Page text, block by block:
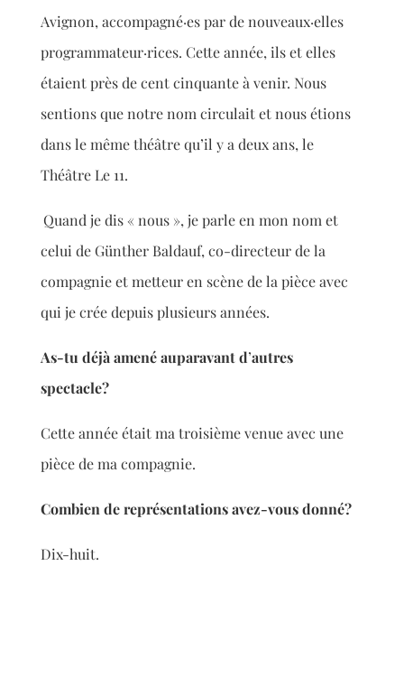
Avignon,accompagné·es par de nouveaux·elles
programmateur·rices. Cette année, ils et elles
étaient près de cent cinquante à venir. Nous
sentions que notre nom circulait etnous étions
dans le même théâtre qu’il y a deux ans, le
Théâtre Le 11.
Quand je dis « nous », je parle en mon nom et
celui de Günther Baldauf, co-directeur de la
compagnie et metteur en scène de la pièce avec
qui je crée depuis plusieurs années.
As-tu déjàamené auparavant d’autres
spectacle?
Cette année était ma troisième venue avec une
pièce de ma compagnie.
Combien de représentations avez-vous donné?
Dix-huit.